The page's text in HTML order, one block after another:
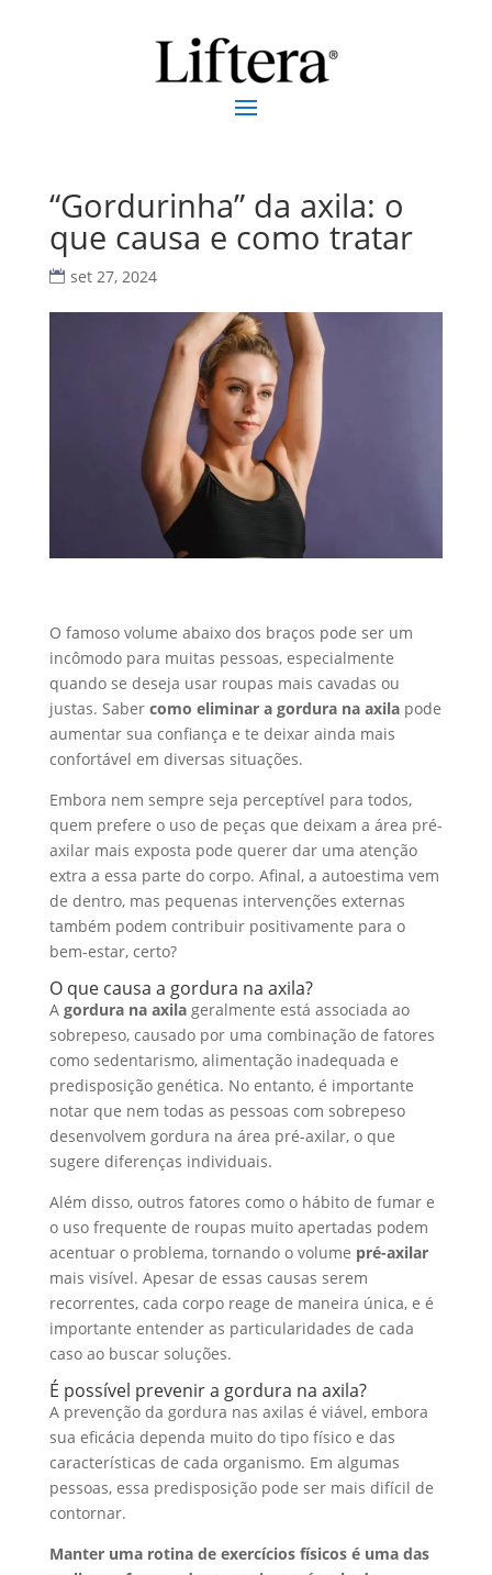
“Gordurinha” da axila: o
que causa e como tratar
set 27, 2024
O famoso volume abaixo dos braços pode ser um
incômodo para muitas pessoas, especialmente
quando se deseja usar roupas mais cavadas ou
justas. Saber como eliminar a gordura na axilapode
aumentar sua confiança e te deixar ainda mais
confortável em diversas situações.
Embora nem sempre seja perceptível para todos,
quem prefere o uso de peças que deixam a área pré-
axilar mais exposta pode querer dar uma atenção
extra a essa parte do corpo. Afinal, a autoestima vem
de dentro, mas pequenas intervenções externas
também podem contribuir positivamente para o
bem-estar, certo?
O que causa a gordura na axila?
A gordura na axilageralmente está associada ao
sobrepeso, causado por uma combinação de fatores
como sedentarismo, alimentação inadequada e
predisposição genética. No entanto, é importante
notar que nem todas as pessoas com sobrepeso
desenvolvem gordura na área pré-axilar, o que
sugere diferenças individuais.
Além disso, outros fatores como o hábito de fumar e
o uso frequente de roupas muito apertadas podem
acentuar o problema, tornando o volume pré-axilar
mais visível. Apesar de essas causas serem
recorrentes, cada corpo reage de maneira única, e é
importante entender as particularidades de cada
caso ao buscar soluções.
É possível prevenir a gordura na axila?
A prevenção da gordura nas axilas é viável, embora
sua eficácia dependa muito do tipo físico e das
características de cada organismo. Em algumas
pessoas, essa predisposição pode ser mais difícil de
contornar.
Manter uma rotina de exercícios físicos é uma das